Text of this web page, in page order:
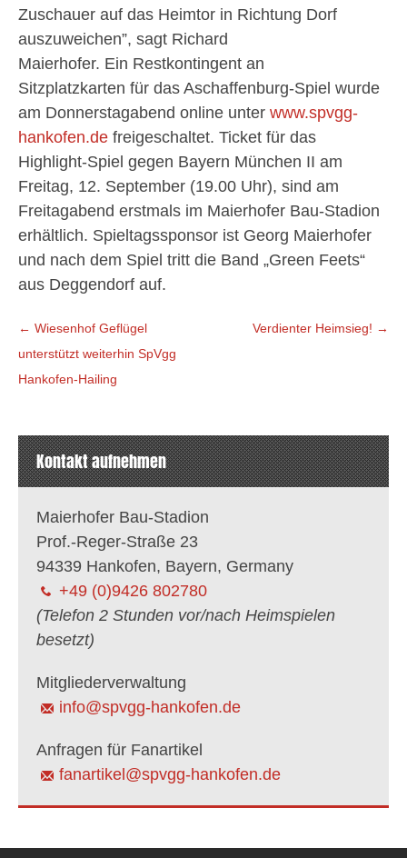
Zuschauer auf das Heimtor in Richtung Dorf
auszuweichen”, sagt Richard
Maierhofer. Ein Restkontingent an
Sitzplatzkarten für das Aschaffenburg-Spiel wurde
am Donnerstagabend online unter www.spvgg-
hankofen.de freigeschaltet. Ticket für das
Highlight-Spiel gegen Bayern München II am
Freitag, 12. September (19.00 Uhr), sind am
Freitagabend erstmals im Maierhofer Bau-Stadion
erhältlich. Spieltagssponsor ist Georg Maierhofer
und nach dem Spiel tritt die Band „Green Feets“
aus Deggendorf auf.
Beitragsnavigation
← Wiesenhof Geflügel
unterstützt weiterhin SpVgg
Hankofen-Hailing
Verdienter Heimsieg! →
Kontakt aufnehmen
Maierhofer Bau-Stadion
Prof.-Reger-Straße 23
94339 Hankofen, Bayern, Germany
+49 (0)9426 802780
(Telefon 2 Stunden vor/nach Heimspielen
besetzt)
Mitgliederverwaltung
info@spvgg-hankofen.de
Anfragen für Fanartikel
fanartikel@spvgg-hankofen.de